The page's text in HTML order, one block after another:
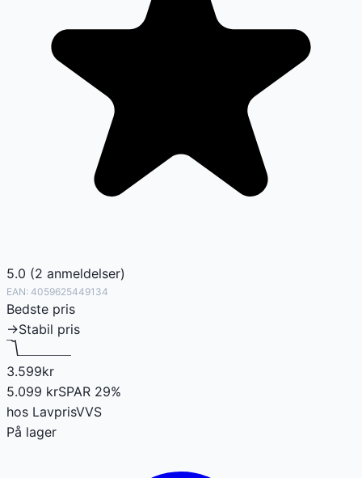
5.0 (2 anmeldelser)
EAN: 4059625449134
Bedste pris
→Stabil pris
3.599kr
5.099 krSPAR 29%
hos LavprisVVS
På lager